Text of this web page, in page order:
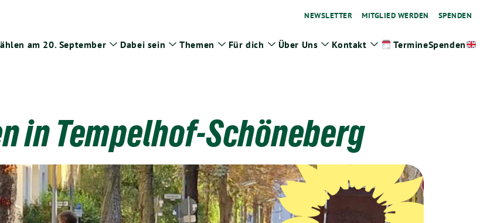
NEWSLETTER MITGLIED WERDEN SPENDEN
am 20. September Zeige
Dabei sein
Zeige
Themen
Zeige
Für dich
Zeige
Über Uns Zeige
Kontakt ZeigeTermineSpenden
in Tempelhof-Schöneberg